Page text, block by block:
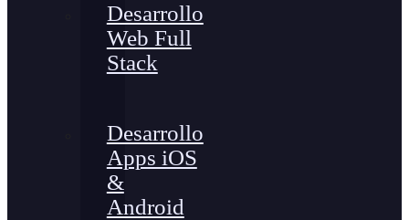
Desarrollo
Web Full
Stack
Desarrollo
Apps iOS
&
Android